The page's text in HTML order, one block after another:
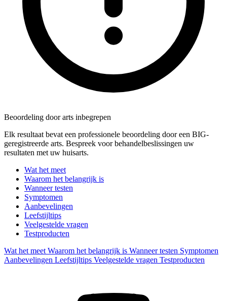
Beoordeling door arts inbegrepen
Elk resultaat bevat een professionele beoordeling door een BIG-
geregistreerde arts. Bespreek voor behandelbeslissingen uw
resultaten met uw huisarts.
Wat het meet
Waarom het belangrijk is
Wanneer testen
Symptomen
Aanbevelingen
Leefstijltips
Veelgestelde vragen
Testproducten
Wat het meet Waarom het belangrijk is Wanneer testen Symptomen
Aanbevelingen Leefstijltips Veelgestelde vragen Testproducten